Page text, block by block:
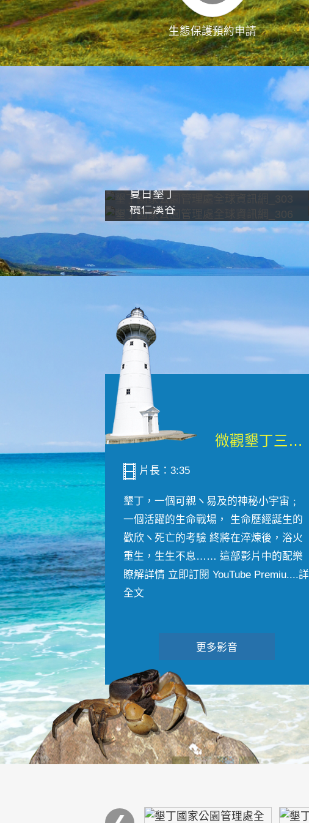
生態保護預約申請
夏日墾丁
欖仁溪谷
微觀墾丁三部曲 重生....
片長：3:35
墾丁，一個可親ヽ易及的神秘小宇宙﹔
一個活躍的生命戰場， 生命歷經誕生的
歡欣ヽ死亡的考驗 終將在淬煉後，浴火
重生，生生不息…… 這部影片中的配樂
瞭解詳情 立即訂閱 YouTube Premiu....詳
全文
更多影音